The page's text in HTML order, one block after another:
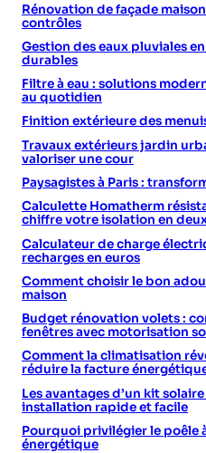
Rénovation de façade
contrôles
Gestion des eaux pluviales
durables
Filtre à eau : solutions
au quotidien
Finition extérieure des
Travaux extérieurs jardin
valoriser une cour
Paysagistes à Paris :
Calculette Homatherm
chiffre votre isolation en
Calculateur de charge
recharges en euros
Comment choisir le bon
maison
Budget rénovation volets :
fenêtres avec motorisation
Comment la climatisation
réduire la facture
Les avantages d’un kit
installation rapide et facile
Pourquoi privilégier le poêle
énergétique